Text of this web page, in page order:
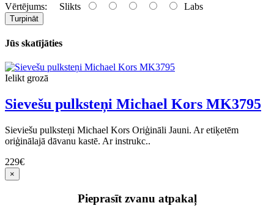
Vērtējums: Slikts Labs
Turpināt
Jūs skatījāties
Ielikt grozā
Sievešu pulksteņi Michael Kors MK3795
Sieviešu pulksteņi Michael Kors Oriģināli Jauni. Ar etiķetēm
oriģinālajā dāvanu kastē. Ar instrukc..
229€
×
Pieprasīt zvanu atpakaļ